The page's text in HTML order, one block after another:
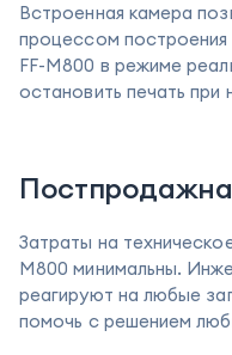
Встроенная камера
процессом
FF-M800 в режиме
остановить печать
Затраты на
M800 минимальны.
реагируют на любые
помочь с решением